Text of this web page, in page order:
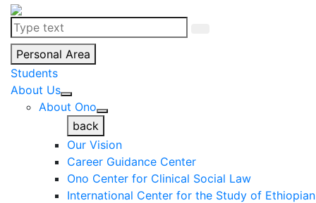
Personal Area
Students
About Us
About Ono
back
Our Vision
Career Guidance Center
Ono Center for Clinical Social Law
International Center for the Study of